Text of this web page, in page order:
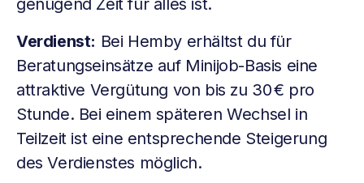
genügend Zeit für alles ist.
Verdienst: Bei Hemby erhältst du für
Beratungseinsätze auf Minijob-Basis eine
attraktive Vergütung von bis zu 30 € pro
Stunde. Bei einem späteren Wechsel in
Teilzeit ist eine entsprechende Steigerung
des Verdienstes möglich.